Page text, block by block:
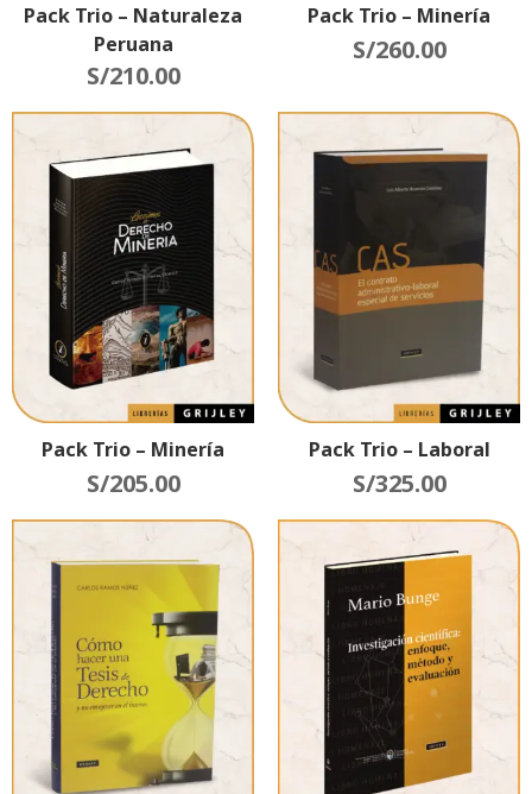
Pack Trio – Naturaleza
Peruana
S/210.00
Pack Trio – Minería
S/260.00
Pack Trio – Minería
S/205.00
Pack Trio – Laboral
S/325.00